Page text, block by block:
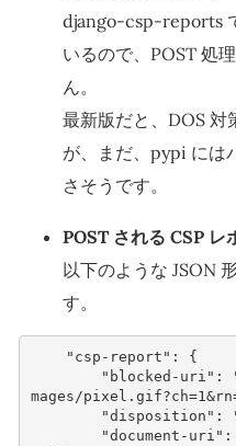
django-csp-reports
いるので、POST 処
ん。
最新版だと、DOS 対
が、まだ、pypi には
さそうです。
POST される CSP レ
以下のような JSON
す。
"csp-report" :
{
"blocked-uri" :
mages/
"disposition" :
"document-uri" :